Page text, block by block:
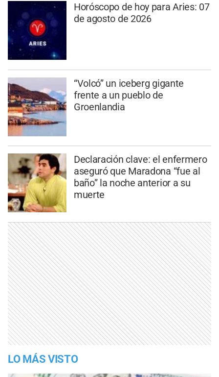
Horóscopo de hoy para Aries: 07
de agosto de 2026
“Volcó” un iceberg gigante
frente a un pueblo de
Groenlandia
Declaración clave: el enfermero
aseguró que Maradona “fue al
baño” la noche anterior a su
muerte
LO MÁS VISTO